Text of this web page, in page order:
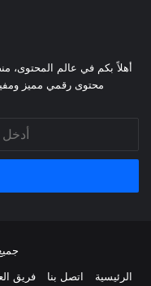
أهلاً بكم في عالم المحتوى،
محتوى رقمي مميز
الإلكتروني
الرئيسية
اتصل بنا فريق